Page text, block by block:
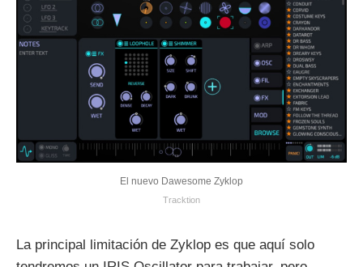
El nuevo Dawesome Zyklop
Tracktion
La principal limitación de Zyklop es que aquí solo